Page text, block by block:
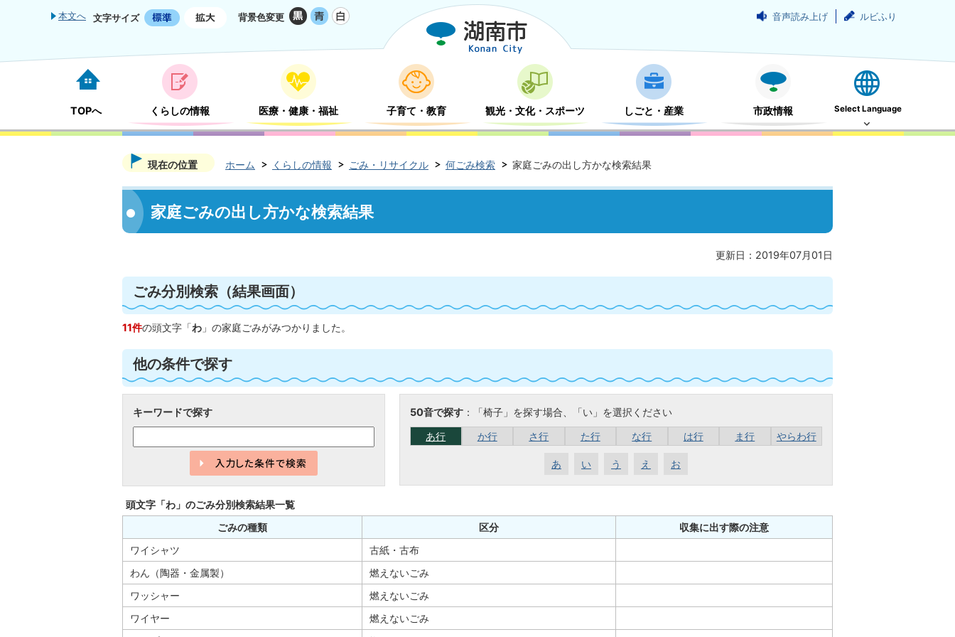
本文へ 文字サイズ 背景色変更 音声読み上げ ルビふり
TOPへ くらしの情報 医療・健康・福祉 子育て・教育 観光・文化・スポーツ しごと・産業 市政情報 Select Language
現在の位置 ホーム くらしの情報 ごみ・リサイクル 何ごみ検索 家庭ごみの出し方かな検索結果
家庭ごみの出し方かな検索結果
更新日：2019年07月01日
ごみ分別検索 （結果画面）
11件の頭文字「わ 」の家庭ごみがみつかりました。
他の条件で探す
キーワードで探す 50音で探す ：「椅子」を探す場合、「い」を選択ください
あ行
か行 さ行 た行 な行 は行 ま行 やらわ行
あ い う え お
頭文字「わ 」のごみ分別検索結果一覧
ごみの種類
区分
収集に出す際の注意
ワイシャツ
古紙・古布
わん（陶器・金属製）
燃えないごみ
ワッシャー
燃えないごみ
ワイヤー
燃えないごみ